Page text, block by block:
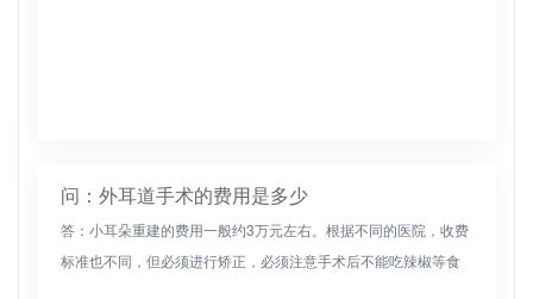
问：外耳道手术的费用是多少
答：小耳朵重建的费用一般约3万元左右。根据不同的医院，收费
标准也不同，但必须进行矫正，必须注意手术后不能吃辣椒等食